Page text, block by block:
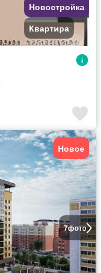
Новостройка
Квартира
7фото
Новое